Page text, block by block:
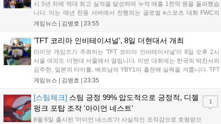
시 5년 차에 역대 최고 실적을 달성하며 누적 매출 1천억 원을 돌파했습
니다. 이는 매년 전용 서버에서 진행되는 글로벌 e스포츠 대회 FWC의
영향이 큽니다. FWC는 이용자가 동일한 조건에서 시즌을 함께 즐기는
대폭 상승하는 성과를 냈습니다. 오는 10월 필리핀 마닐라에서 총상금
11만 달러 규모의 제4회 FWC 그랜드 파이널이 개최될 예정이며, 위메
이드커넥트는 이를 통해 커뮤니티 중심의 장기 성장 모델을 지속할 방침
입니다....
게임뉴스 | 김병호 23:55
'TFT 코리아 인비테이셔널', 8일 더현대서 개최
라이엇 게임즈가 주최하는 'TFT 코리아 인비테이셔널'이 8일 오후 2시
서울 여의도 더현대 서울에서 열립니다. 이번 대회에는 한국의 박찬서와
김주한, 일본의 타이틀, 베트남의 YBY1이 출전해 실력을 겨룹니다. TFT
는 소속팀 없이 개인 자격으로 참가하는 독특한 대회 구조를 가지며, 누
17일까지 이어지는 이번 행사는 신규 세트 체험과 공연 등 다양한 즐길
거리를 제공하며, 이후 현대백화점 판교점에서도 행사가 이어질 예정입
니다. 연말에는 라스베이거스 오픈이 개최됩니다....
게임뉴스 | 김병호 23:35
[스팀체크] 스팀 긍정 99% 압도적으로 긍정적, 디젤
펑크 포탑 조작 '아이언 네스트'
8월 6일 출시된 '아이언 네스트'가 사실적인 조작감으로 호평받으
1